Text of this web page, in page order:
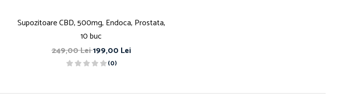
Supozitoare CBD, 500mg, Endoca, Prostata,
10 buc
249,00 Lei199,00 Lei
(0)